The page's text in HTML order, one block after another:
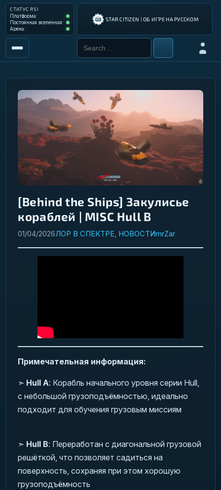
СТАТУС RSI
Платформа:
Платформа: Operational
Постоянная вселенная:
Постоянная вселенная: Operational
Арена:
Арена: Operational
STAR CITIZEN | ОБ ИГРЕ НА РУССКОМ
Search for:
Войти
ИНСТРУМЕНТЫ
РАЗРАБОТКА ИГРЫ
ИНСТРУКЦИИ ПИЛОТА
ГАЛАКТИЧЕСКИЙ ГИД
[Behind the Ships] Закулисье
кораблей | MISC Hull B
01/04/2026ЛОР В СПЕКТРЕ, НОВОСТИmrZar
Примечательная информация:
➣ Hull A: Корабль начального уровня серии Hull,
с небольшой грузоподъёмностью, идеально
подходит для обучения грузовым миссиям
➣ Hull B: Переработан с диагональной грузовой
решёткой, что позволяет садиться на
поверхность, сохраняя при этом хорошую
грузоподъёмность